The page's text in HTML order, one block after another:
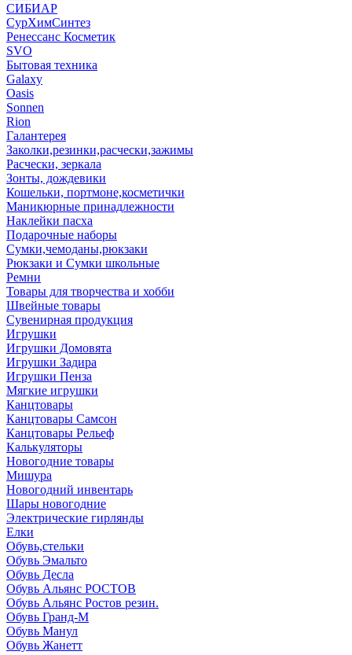
СИБИАР
СурХимСинтез
Ренессанс Косметик
SVO
Бытовая техника
Galaxy
Oasis
Sonnen
Rion
Галантерея
Заколки,резинки,расчески,зажимы
Расчески, зеркала
Зонты, дождевики
Кошельки, портмоне,косметички
Маникюрные принадлежности
Наклейки пасха
Подарочные наборы
Сумки,чемоданы,рюкзаки
Рюкзаки и Сумки школьные
Ремни
Товары для творчества и хобби
Швейные товары
Сувенирная продукция
Игрушки
Игрушки Домовята
Игрушки Задира
Игрушки Пенза
Мягкие игрушки
Канцтовары
Канцтовары Самсон
Канцтовары Рельеф
Калькуляторы
Новогодние товары
Мишура
Новогодний инвентарь
Шары новогодние
Электрические гирлянды
Елки
Обувь,стельки
Обувь Эмальто
Обувь Десла
Обувь Альянс РОСТОВ
Обувь Альянс Ростов резин.
Обувь Гранд-М
Обувь Манул
Обувь Жанетт